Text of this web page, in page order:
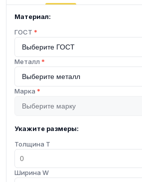
Материал:
ГОСТ *
Металл *
Марка *
Укажите размеры:
Толщина T
Ширина W